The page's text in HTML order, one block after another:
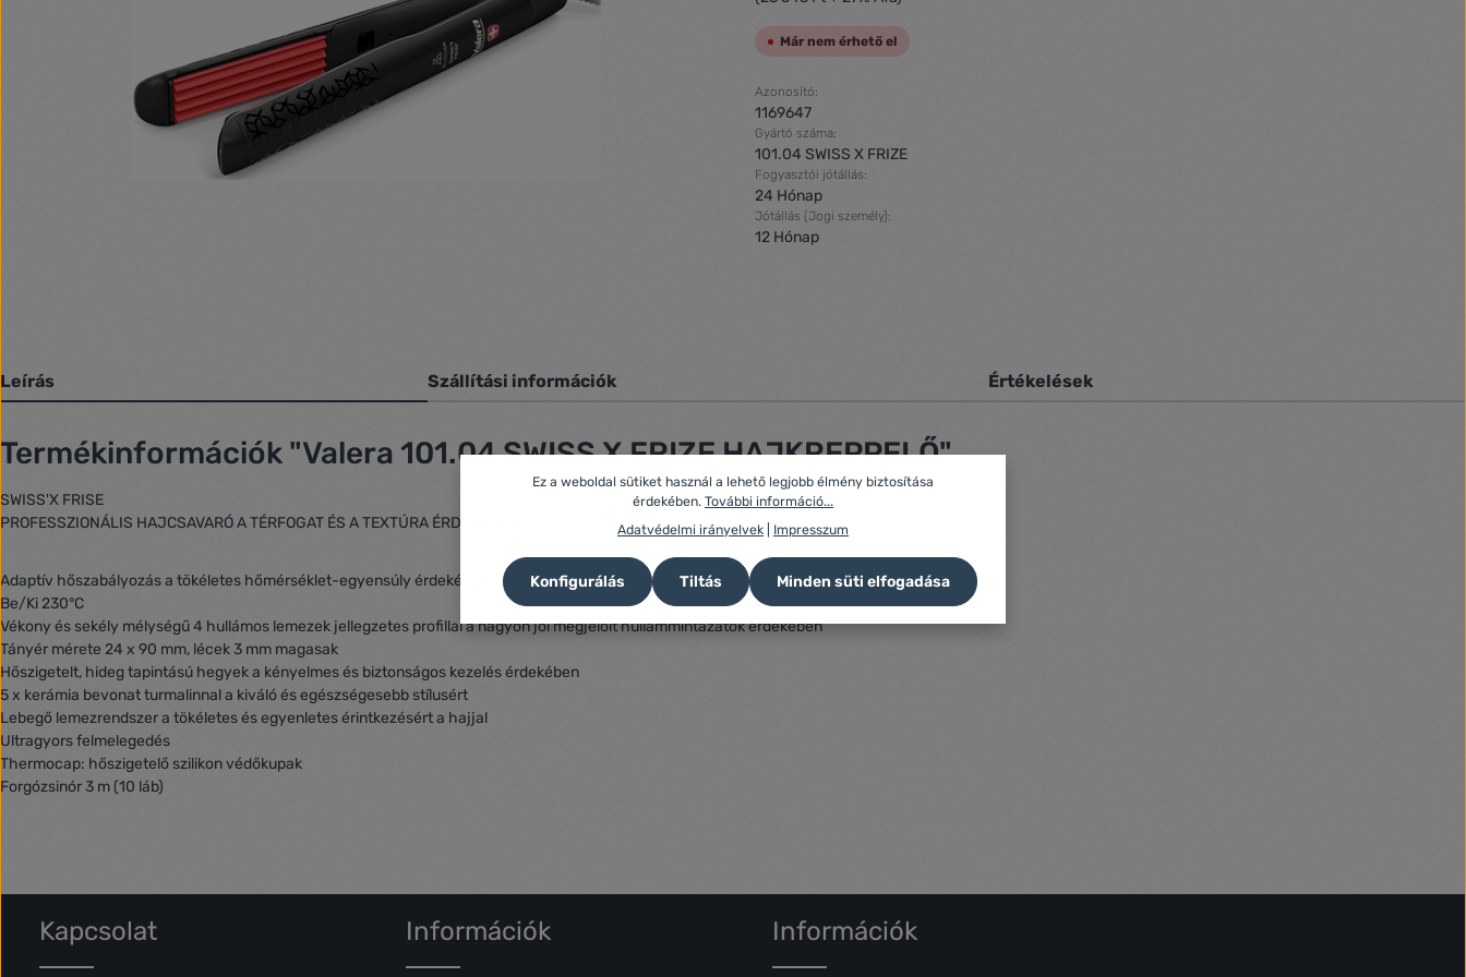
Már nem érhető el
Azonosító:
1169647
Gyártó száma:
101.04 SWISS X FRIZE
Fogyasztói jótállás:
24 Hónap
Jótállás (Jogi személy):
12 Hónap
Leírás Szállítási információk Értékelések
Termékinformációk "Valera 101.04 SWISS X FRIZE HAJKREPPELŐ"
SWISS'X FRISE
PROFESSZIONÁLIS HAJCSAVARÓ A TÉRFOGAT ÉS A TEXTÚRA ÉRDEKÉBEN
Adaptív hőszabályozás a tökéletes hőmérséklet-egyensúly érdekében
Be/Ki 230°C
Vékony és sekély mélységű 4 hullámos lemezek jellegzetes profillal a nagyon jól megjelölt hullámmintázatok érdekében
Tányér mérete 24 x 90 mm, lécek 3 mm magasak
Hőszigetelt, hideg tapintású hegyek a kényelmes és biztonságos kezelés érdekében
5 x kerámia bevonat turmalinnal a kiváló és egészségesebb stílusért
Lebegő lemezrendszer a tökéletes és egyenletes érintkezésért a hajjal
Ultragyors felmelegedés
Thermocap: hőszigetelő szilikon védőkupak
Forgózsinór 3 m (10 láb)
Kapcsolat Információk Információk
Ez a weboldal sütiket használ a lehető legjobb élmény biztosítása
érdekében. További információ...
Adatvédelmi irányelvek
Impresszum
Tiltás
Konfigurálás Minden süti elfogadása